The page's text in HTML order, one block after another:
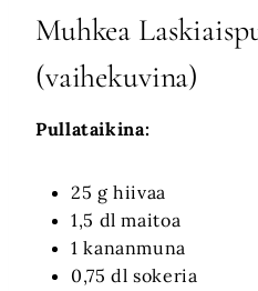
Muhkea
(vaihekuvina)
Pullataikina:
25 g hiivaa
1,5 dl maitoa
1 kananmuna
0,75 dl sokeria